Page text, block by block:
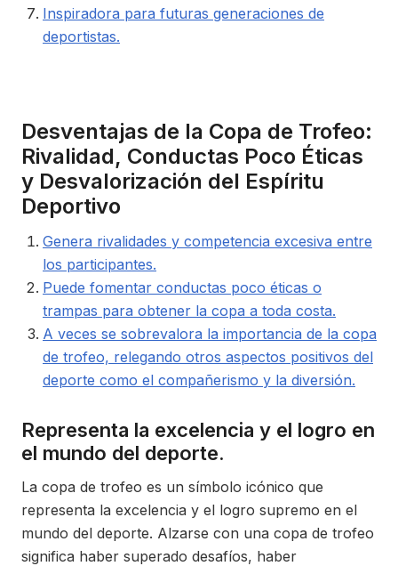
Inspiradora para futuras generaciones de
deportistas.
Desventajas de la Copa de Trofeo:
Rivalidad, Conductas Poco Éticas
y Desvalorización del Espíritu
Deportivo
Genera rivalidades y competencia excesiva entre
los participantes.
Puede fomentar conductas poco éticas o
trampas para obtener la copa a toda costa.
A veces se sobrevalora la importancia de la copa
de trofeo, relegando otros aspectos positivos del
deporte como el compañerismo y la diversión.
Representa la excelencia y el logro en
el mundo del deporte.
La copa de trofeo es un símbolo icónico que
representa la excelencia y el logro supremo en el
mundo del deporte. Alzarse con una copa de trofeo
significa haber superado desafíos, haber